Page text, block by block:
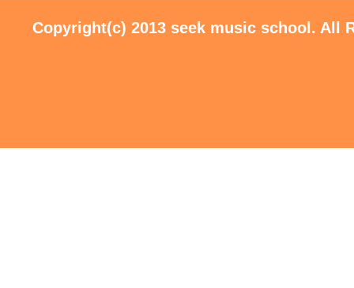
Copyright(c) 2013 seek music school. All